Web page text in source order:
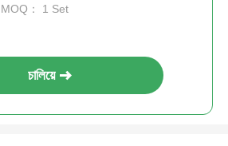
พลังงานขนาดกะทัดรัดสำหรับ
MOQ： 1 Set
চালিয়ে